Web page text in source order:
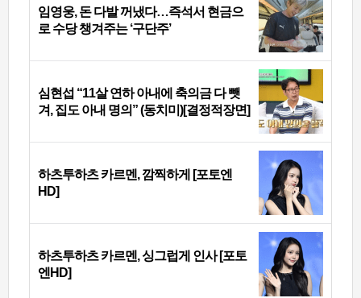
임영웅, 돈 다발 꺼냈다…즉석서 현금으
로 수당 챙겨주는 ‘구단주’
심현섭 “11살 연하 아내에 축의금 다 뺏
겨, 집도 아내 명의” (동치미)[결정적장면]
하츠투하츠 카르멘, 깜찍하게 [포토엔
HD]
하츠투하츠 카르멘, 싱그럽게 인사 [포토
엔HD]